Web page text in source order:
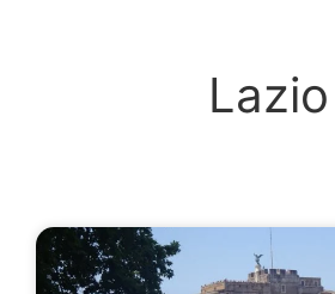
Lazio